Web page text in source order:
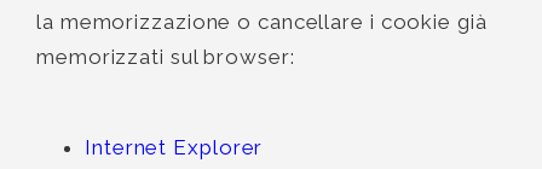
la memorizzazione o cancellare i cookie già
memorizzati sul browser:
Internet Explorer